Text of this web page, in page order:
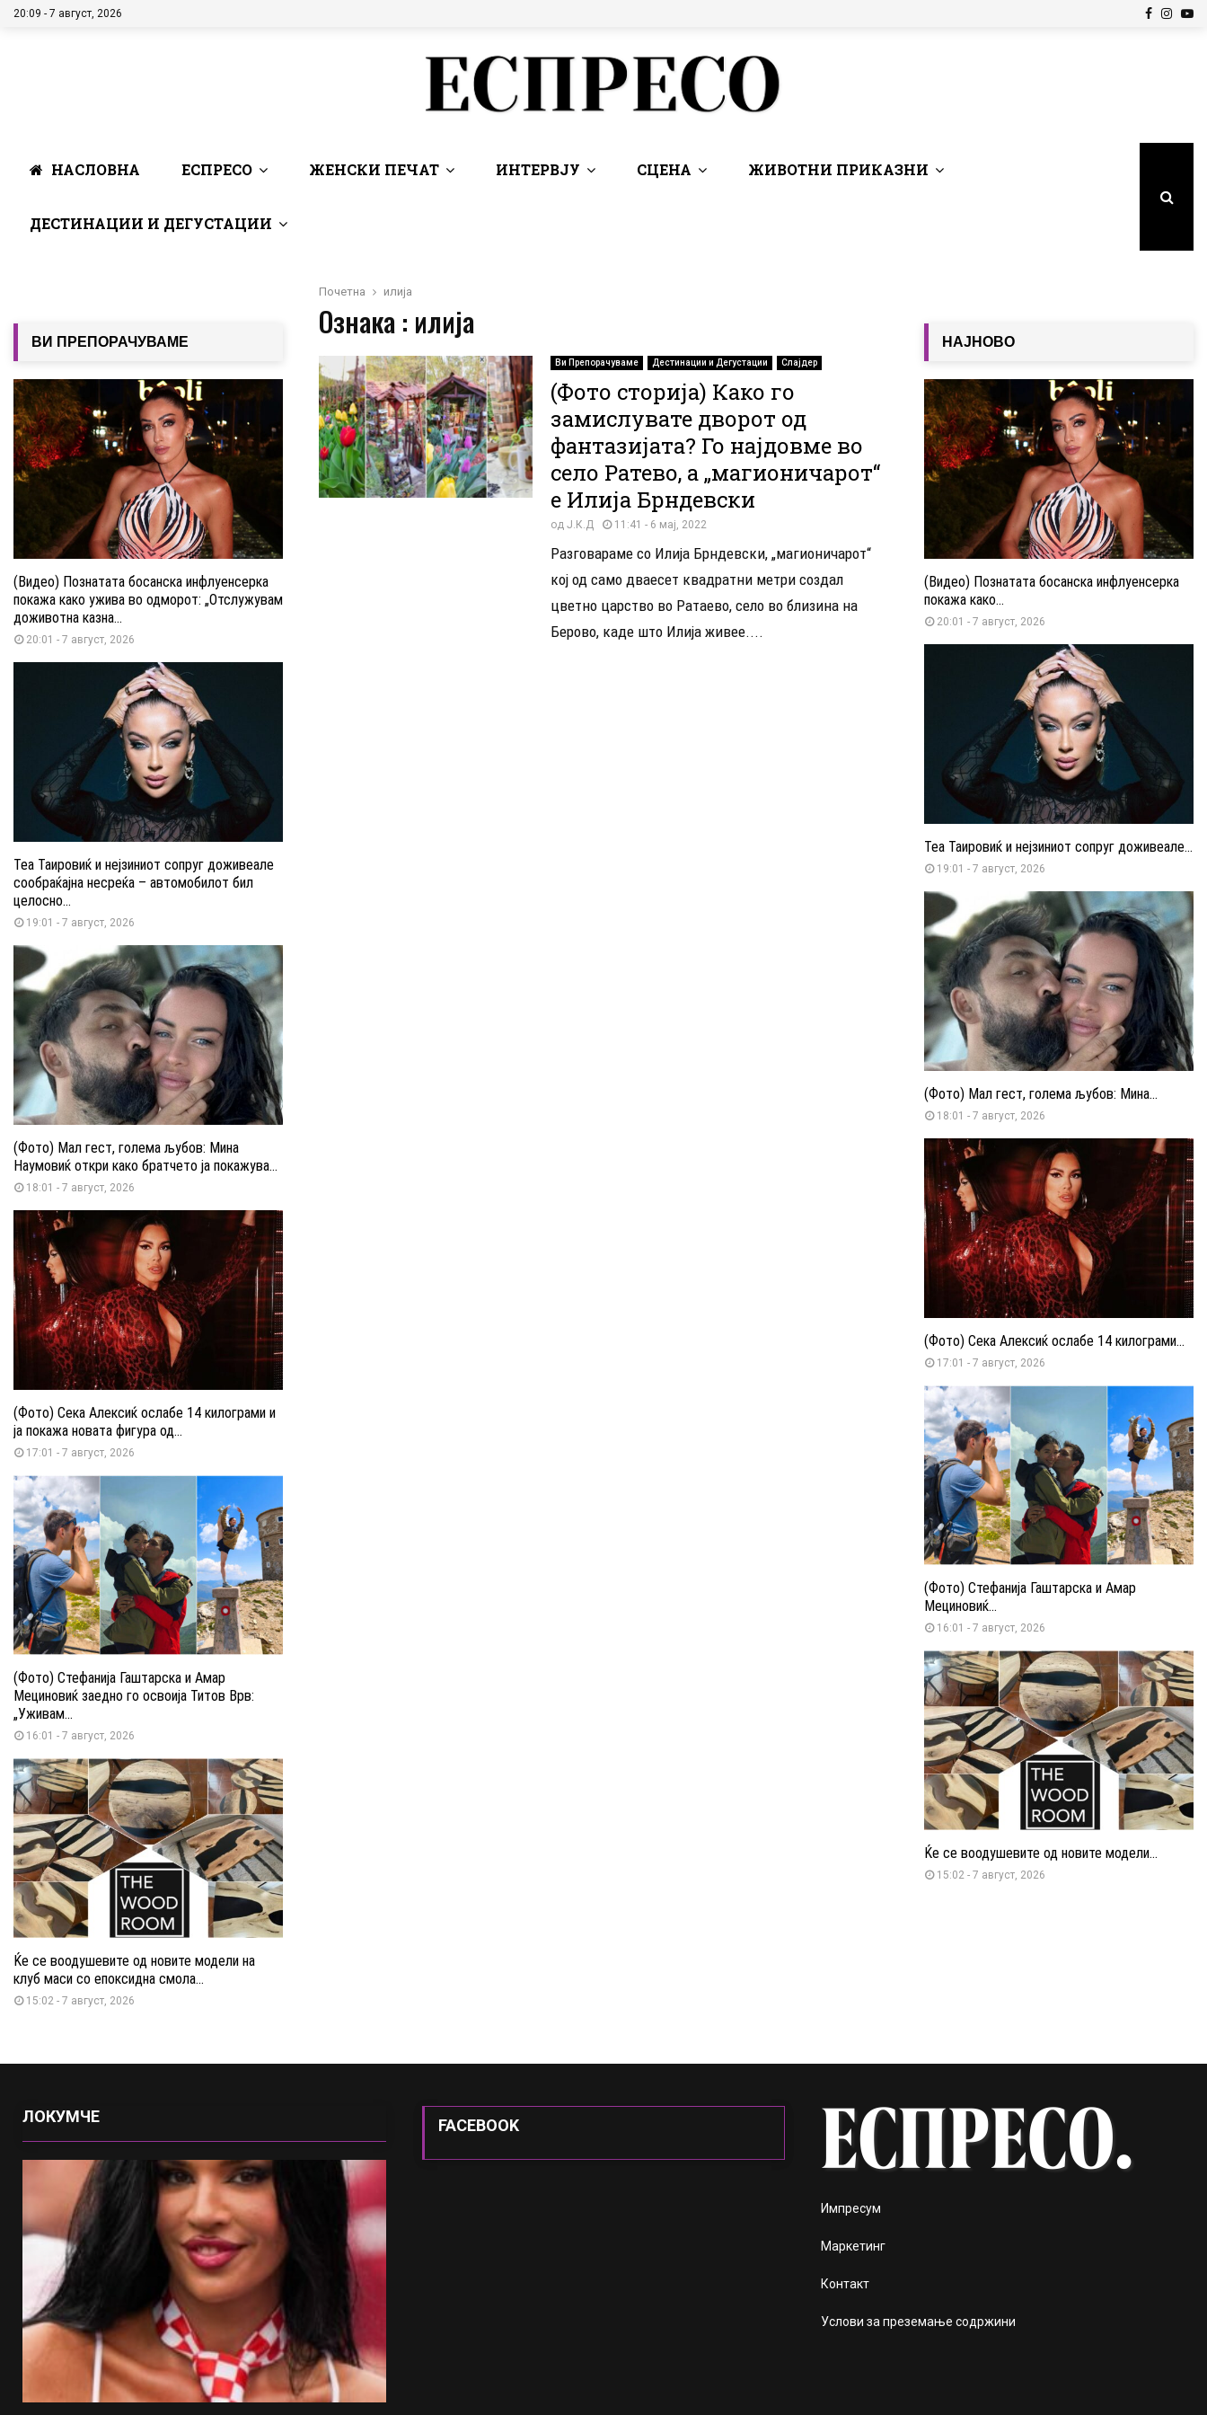
20:09 - 7 август, 2026 Facebook
НАСЛОВНА ЕСПРЕСО ЖЕНСКИ ПЕЧАТ ИНТЕРВЈУ СЦЕНА ЖИВОТНИ ПРИКАЗНИ
ДЕСТИНАЦИИ И ДЕГУСТАЦИИ
Почетна илија
Ознака : илија
Ви Препорачуваме Дестинации и Дегустации Слајдер
(Фото сторија) Како го
замислувате дворот од
фантазијата? Го најдовме во
село Ратево, а „магионичарот“
е Илија Брндевски
од Ј.К.Д 11:41 - 6 мај, 2022
Разговараме со Илија Брндевски, „магионичарот“
кој од само дваесет квадратни метри создал
цветно царство во Ратаево, село во близина на
Берово, каде што Илија живее....
ВИ ПРЕПОРАЧУВАМЕ
(Видео) Познатата босанска инфлуенсерка
покажа како ужива во одморот: „Отслужувам
доживотна казна...
20:01 - 7 август, 2026
Теа Таировиќ и нејзиниот сопруг доживеале
сообраќајна несреќа – автомобилот бил
целосно...
19:01 - 7 август, 2026
(Фото) Мал гест, голема љубов: Мина
Наумовиќ откри како братчето ја покажува...
18:01 - 7 август, 2026
(Фото) Сека Алексиќ ослабе 14 килограми и
ја покажа новата фигура од...
17:01 - 7 август, 2026
(Фото) Стефанија Гаштарска и Амар
Мециновиќ заедно го освоија Титов Врв:
„Уживам...
16:01 - 7 август, 2026
Ќе се воодушевите од новите модели на
клуб маси со епоксидна смола...
15:02 - 7 август, 2026
НАЈНОВО
(Видео) Познатата босанска инфлуенсерка
покажа како...
20:01 - 7 август, 2026
Теа Таировиќ и нејзиниот сопруг доживеале...
19:01 - 7 август, 2026
(Фото) Мал гест, голема љубов: Мина...
18:01 - 7 август, 2026
(Фото) Сека Алексиќ ослабе 14 килограми...
17:01 - 7 август, 2026
(Фото) Стефанија Гаштарска и Амар
Мециновиќ...
16:01 - 7 август, 2026
Ќе се воодушевите од новите модели...
15:02 - 7 август, 2026
ЛОКУМЧЕ FACEBOOK
Импресум
Маркетинг
Контакт
Услови за преземање содржини